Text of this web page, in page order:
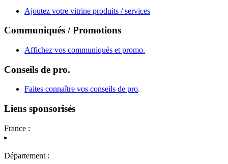
Ajoutez votre vitrine produits / services
Communiqués / Promotions
Affichez vos communiqués et promo.
Conseils de pro.
Faites connaître vos conseils de pro.
Liens sponsorisés
France :
Département :